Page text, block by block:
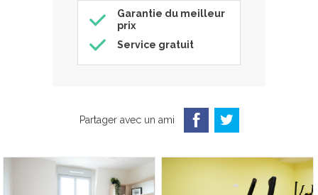
Garantie du meilleur
prix
Service gratuit
Partager avec un ami